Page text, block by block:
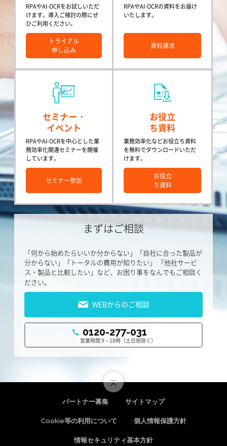
RPAやAI-OCRをお試しいただ
けます。導入ご検討の際にぜ
ひご利用ください。
トライアル
申し込み
RPAやAI-OCRの資料をお届け
いたします。
資料請求
セミナー・
イベント
RPAやAI-OCRを中心とした業
務効率化関連セミナーを開催
しています。
セミナー参加
お役立
ち資料
業務効率化などお役立ち資料
を無料でダウンロードいただ
けます。
お役立
ち資料
まずはご相談
「何から始めたらいいか分からない」「自社に合った製品が
分からない」「トータルの費用が知りたい」
「他社サービ
ス・製品と比較したい」など、お困り事をなんでもご相談く
ださい。
0120-277-031
営業時間 9～18時（土日祝除く）
WEBからのご相談
パートナー募集 サイトマップ
Cookie等の利用について 個人情報保護方針
情報セキュリティ基本方針